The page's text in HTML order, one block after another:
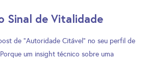
Sinal de Vitalidade
de “Autoridade Citável” no seu perfil de
um insight técnico sobre uma